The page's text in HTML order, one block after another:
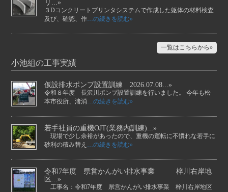
リ...»
３Dコンクリートプリンタシステムで作成した躯体の材料検査
及び、確認、作…の続きを読む»
一覧はこちらから»
小池組の工事実績
仮設排水ポンプ設置訓練 2026.07.08...»
令和８年度 長沢川ポンプ設置訓練を行いました。 今年も松
本市役所、渚消…の続きを読む»
若手社員の重機OJT(業務内訓練)...»
現場で少し余裕があったので、重機の運転に不慣れな若手に
砂利の積み替え …の続きを読む»
令和7年度 県営かんがい排水事業 梓川右岸地
区...»
工事名：令和7年度 県営かんがい排水事業 梓川右岸地区